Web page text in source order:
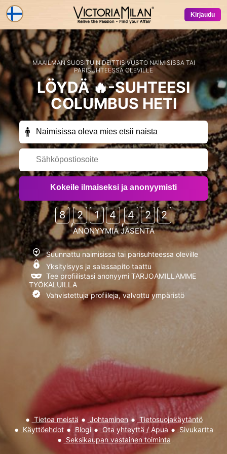
Kirjaudu
MAAILMAN SUOSITUIN DEITTISIVUSTO NAIMISISSA TAI
PARISUHTEESSA OLEVILLE
LÖYDÄ 🔥-SUHTEESI
COLUMBUS HETI
Vastaanota ainutlaatuisia jäsensähköpostiviestejä
satunnaisesti (ilmaisia kokeilujaksoja,
erikoistarjouksia, ilmaiskrediittejä, yms.) sivustolta
VictoriaMilan ja kumppanisivustoiltamme?
Totta kai! Ei kiitos
Olen lukenut ja hyväksynKäyttöehdot,Tietosuoja- ja
evästekäytäntö
Kokeile ilmaiseksi ja anonyymisti
8 2 1 4 4 2 2
, ,
ANONYYMIÄ JÄSENTÄ
Suunnattu naimisissa tai parisuhteessa oleville
Yksityisyys ja salassapito taattu
Tee profiilistasi anonyymi TARJOAMILLAMME
TYÖKALUILLA
Vahvistettuja profiileja, valvottu ympäristö
Tietoa meistä Johtaminen
Tietosuojakäytäntö
Käyttöehdot
Blogi Ota yhteyttä / Apua
Sivukartta
Seksikaupan vastainen toiminta